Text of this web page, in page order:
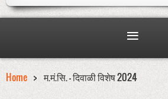
Home म.मं.सि. - दिवाळी विशेष 2024